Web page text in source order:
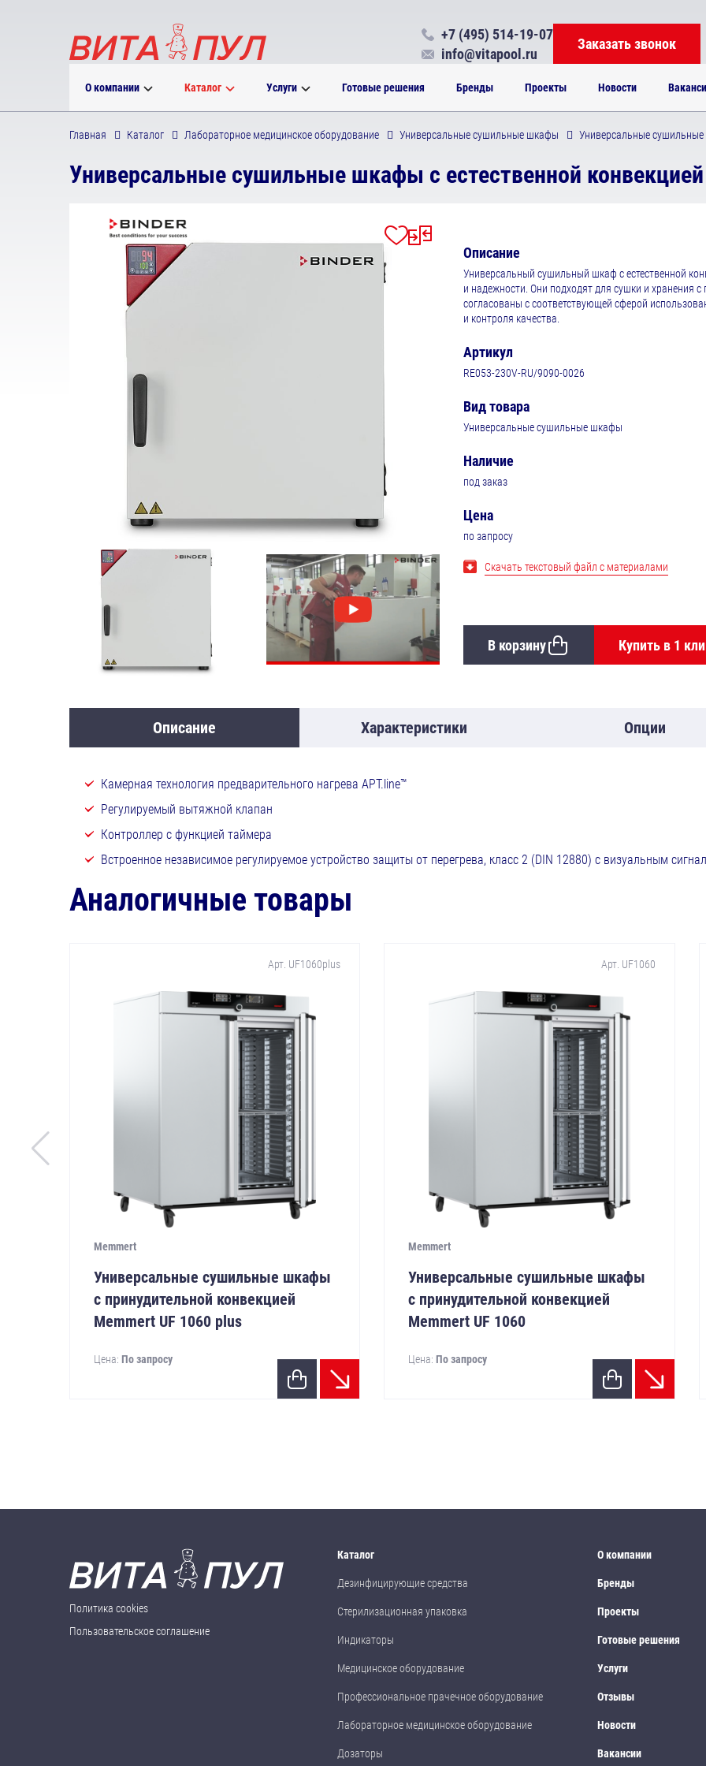
О компании Каталог Услуги Готовые решения Бренды Проекты Новости
+7 (495) 514-19-07
info@vitapool.ru
Заказать звонок
Главная Каталог Лабораторное медицинское оборудование Универсальные сушильные шкафы Универсальные сушильные
Универсальные сушильные шкафы с естественной конвекцией
Описание
Универсальный сушильный шкаф с естественной
и надежности. Они подходят для сушки и хранения
согласованы с соответствующей сферой
и контроля качества.
Артикул
RE053-230V-RU/9090-0026
Вид товара
Универсальные сушильные шкафы
Наличие
под заказ
Цена
по запросу
Скачать текстовый файл с материалами
В корзину Купить в 1
Описание Характеристики Опции
Камерная технология предварительного нагрева APT.line™
Регулируемый вытяжной клапан
Контроллер с функцией таймера
Встроенное независимое регулируемое устройство защиты от перегрева, класс 2 (DIN 12880) с визуальным
Аналогичные товары
Арт. UF1060plus
Memmert
Универсальные сушильные шкафы
с принудительной конвекцией
Memmert UF 1060 plus
Цена: По запросу
Арт. UF1060
Memmert
Универсальные сушильные шкафы
с принудительной конвекцией
Memmert UF 1060
Цена:По запросу
Политика cookies
Пользовательское соглашение
Каталог
Дезинфицирующие средства
Стерилизационная упаковка
Индикаторы
Медицинское оборудование
Профессиональное прачечное оборудование
Лабораторное медицинское оборудование
Дозаторы
О компании
Бренды
Проекты
Готовые решения
Услуги
Отзывы
Новости
Вакансии